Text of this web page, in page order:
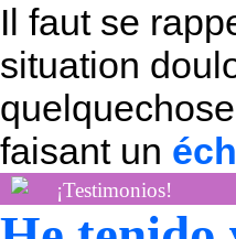
Il faut se
situation
faisant un
¡Testimonios!